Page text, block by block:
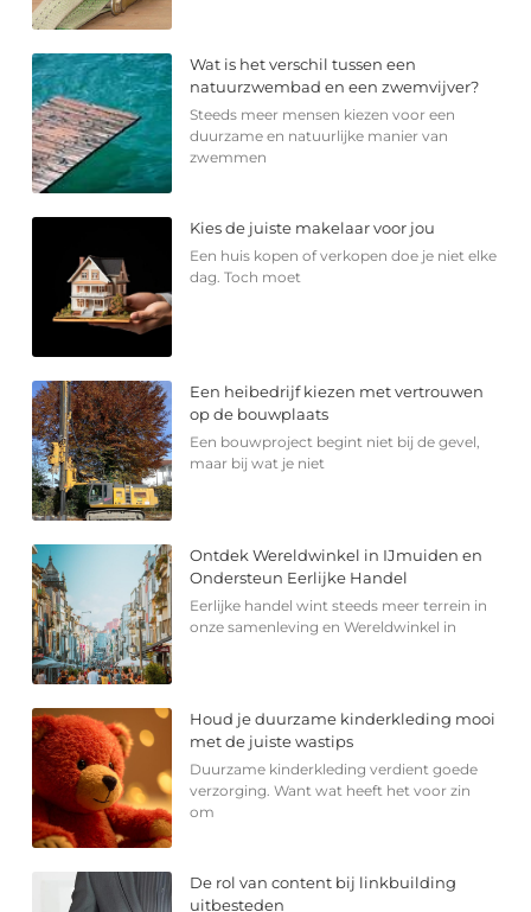
Wat is het verschil tussen een
natuurzwembad en een zwemvijver?
Steeds meer mensen kiezen voor een
duurzame en natuurlijke manier van
zwemmen
Kies de juiste makelaar voor jou
Een huis kopen of verkopen doe je niet elke
dag. Toch moet
Een heibedrijf kiezen met vertrouwen
op de bouwplaats
Een bouwproject begint niet bij de gevel,
maar bij wat je niet
Ontdek Wereldwinkel in IJmuiden en
Ondersteun Eerlijke Handel
Eerlijke handel wint steeds meer terrein in
onze samenleving en Wereldwinkel in
Houd je duurzame kinderkleding mooi
met de juiste wastips
Duurzame kinderkleding verdient goede
verzorging. Want wat heeft het voor zin
om
De rol van content bij linkbuilding
uitbesteden